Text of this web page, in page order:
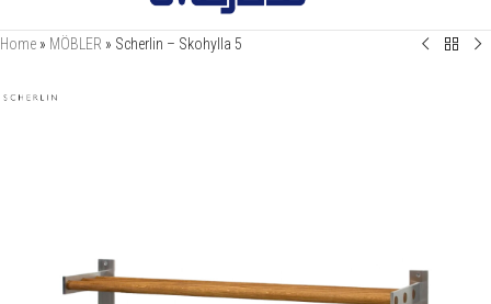
Home » MÖBLER » Scherlin – Skohylla 5